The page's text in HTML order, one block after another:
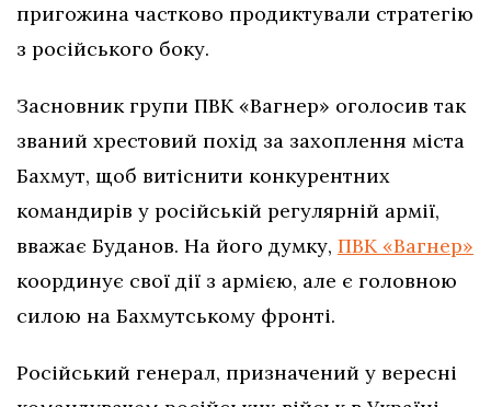
пригожина частково продиктували стратегію
з російського боку.
Засновник групи ПВК «Вагнер» оголосив так
званий хрестовий похід за захоплення міста
Бахмут, щоб витіснити конкурентних
командирів у російській регулярній армії,
вважає Буданов. На його думку, ПВК «Вагнер»
координує свої дії з армією, але є головною
силою на Бахмутському фронті.
Російський генерал, призначений у вересні